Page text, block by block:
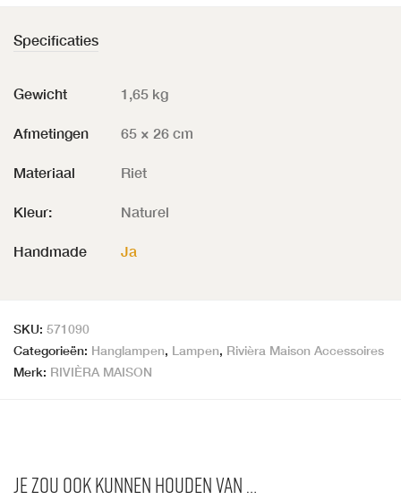
Specificaties
Gewicht 1,65 kg
Afmetingen 65 × 26 cm
Materiaal Riet
Kleur: Naturel
Handmade Ja
SKU: 571090
Categorieën: Hanglampen, Lampen, Rivièra Maison Accessoires
Merk: RIVIÈRA MAISON
Je zou ook kunnen houden van …